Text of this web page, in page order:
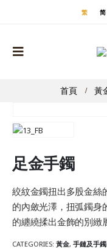
繁 简
首頁 黃
足金手鐲
絞紋金鐲扭出多股金絲
的內斂光澤，扭弧鐲身
的纏繞揉出金飾的別緻
CATEGORIES: 黃金, 手鏈及手鐲